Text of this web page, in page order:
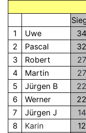
1
Uwe 34
2
Pascal 32
3
Robert 27
4
Martin 27
5
Jürgen B 22
6
Werner 22
7
Jürgen J 14
8
Karin 12